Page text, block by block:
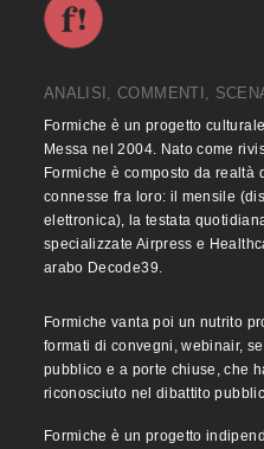
ANALISI, COMMENTI,
Formiche è un progetto
Messa nel 2004. Nato come
Formiche è composto da realtà
connesse fra loro: il mensile
elettronica), la testata
specializzate Airpress e
arabo Decode39.
Formiche vanta poi un nutrito
formati di convegni, webinair,
pubblico e a porte chiuse, che
riconosciuto nel dibattito
Formiche è un progetto